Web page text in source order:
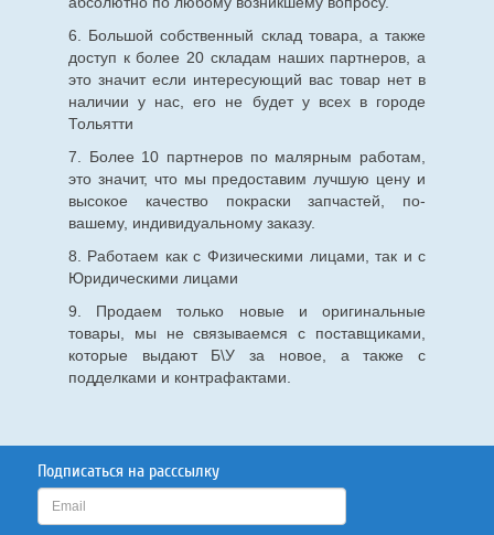
6. Большой собственный склад товара, а также
доступ к более 20 складам наших партнеров, а
это значит если интересующий вас товар нет в
наличии у нас, его не будет у всех в городе
Тольятти
7. Более 10 партнеров по малярным работам,
это значит, что мы предоставим лучшую цену и
высокое качество покраски запчастей, по-
вашему, индивидуальному заказу.
8. Работаем как с Физическими лицами, так и с
Юридическими лицами
9. Продаем только новые и оригинальные
товары, мы не связываемся с поставщиками,
которые выдают Б\У за новое, а также с
подделками и контрафактами.
Подписаться на расссылку